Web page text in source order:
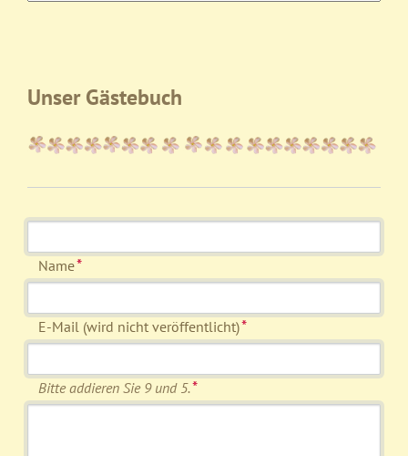
Unser Gästebuch
Pflichtfeld
Name*
Pflichtfeld
E-Mail (wird nicht veröffentlicht)*
Bitte addieren Sie 9 und 5.*